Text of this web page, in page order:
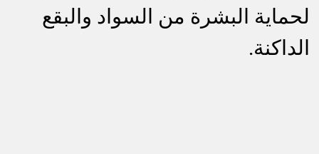
لحماية البشرة من السواد والبقع
الداكنة.